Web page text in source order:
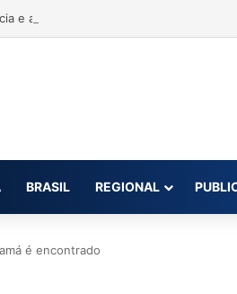
e acusa primeira-dama de Nova
BRASIL REGIONAL
é encontrado